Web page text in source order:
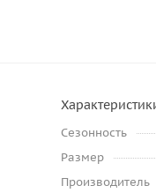
Сезонность
Размер
Производитель